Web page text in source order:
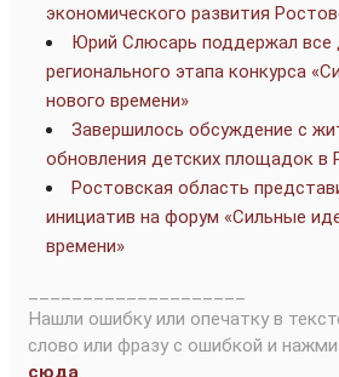
экономического развития
Юрий Слюсарь поддержал все
регионального этапа конкурса
нового времени»
Завершилось обсуждение с
обновления детских площадок в
Ростовская область
инициатив на форум «Сильные
времени»
Нашли ошибку или опечатку в
слово или фразу с ошибкой и
сюда.